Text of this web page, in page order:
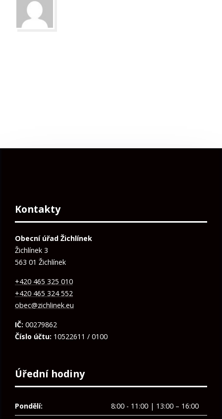
Kontakty
Obecní úřad Žichlínek
Žichlínek 3
563 01 Žichlínek
+420 465 325 010
+420 465 324 552
obec@zichlinek.eu
IČ: 00279862
Číslo účtu: 10522611 / 0100
Úřední hodiny
Pondělí:
8:00 - 11:00 | 13:00 – 16:00